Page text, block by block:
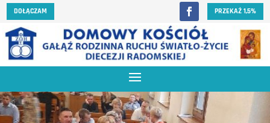
DOŁĄCZAM PRZEKAŻ 1,5%